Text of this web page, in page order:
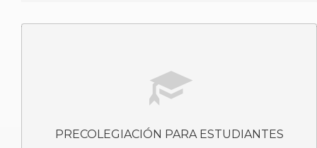
PRECOLEGIACIÓN PARA ESTUDIANTES